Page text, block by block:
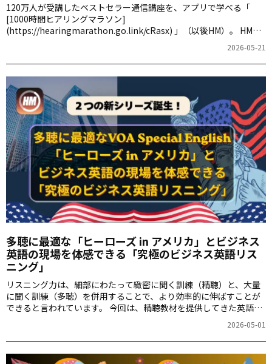
120万人が受講したベストセラー通信講座を、アプリで学べる「
[1000時間ヒアリングマラソン]
(https://hearingmarathon.go.link/cRasx) 」（以後HM）。 HMで
す。 実力を測れるだけでなく、繰り返し取り組むことで、TOEIC特
有の問題パターンを素早く処理する「脳の回路」を作っていくこと
ができます。 今回は Part 3 の会話問題で、HEMHET を体験してみ
ましょう。
2026-05-21
多聴に最適な「ヒーローズ in アメリカ」とビジネス
英語の現場を体感できる「究極のビジネス英語リス
ニング」
リスニング力は、細部にわたって緻密に聞く訓練（精聴）と、大量
に聞く訓練（多聴）を併用することで、より効率的に伸ばすことが
できると言われています。 今回は、精聴教材を提供してきた英語学
新たに加わった多聴用コンテンツ「ヒーローズ in アメリカ」と、ビ
ジネス英語をストーリーに従って学べる「究極のビジネス英語リス
ニング」をご紹介しましょう。
2026-05-01